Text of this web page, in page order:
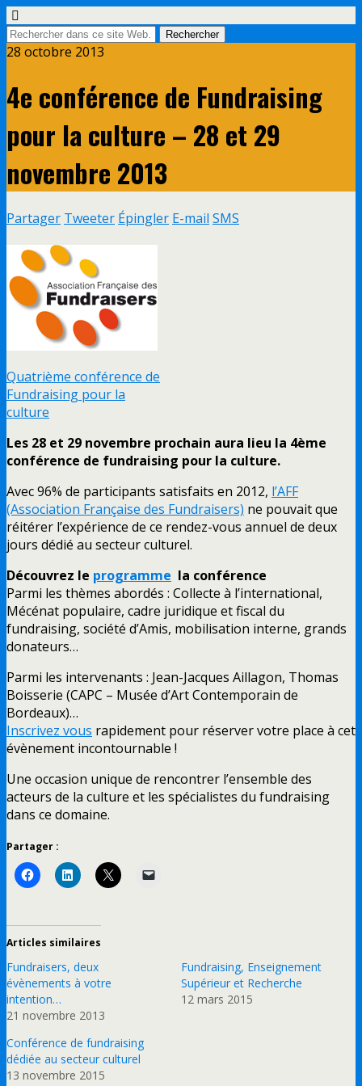
28 octobre 2013
4e conférence de Fundraising
pour la culture – 28 et 29
novembre 2013
Partager Tweeter Épingler E-mail SMS
Quatrième conférence de
Fundraising pour la
culture
Les 28 et 29 novembre prochain aura lieu la 4ème
conférence de fundraising pour la culture.
Avec 96% de participants satisfaits en 2012, l’AFF
(Association Française des Fundraisers) ne pouvait que
réitérer l’expérience de ce rendez-vous annuel de deux
jours dédié au secteur culturel.
Découvrez le programme la conférence
Parmi les thèmes abordés : Collecte à l’international,
Mécénat populaire, cadre juridique et fiscal du
fundraising, société d’Amis, mobilisation interne, grands
donateurs…
Parmi les intervenants : Jean-Jacques Aillagon, Thomas
Boisserie (CAPC – Musée d’Art Contemporain de
Bordeaux)…
Inscrivez vous rapidement pour réserver votre place à cet
évènement incontournable !
Une occasion unique de rencontrer l’ensemble des
acteurs de la culture et les spécialistes du fundraising
dans ce domaine.
Partager :
Articles similaires
Fundraisers, deux
évènements à votre
intention…
21 novembre 2013
Fundraising, Enseignement
Supérieur et Recherche
12 mars 2015
Conférence de fundraising
dédiée au secteur culturel
13 novembre 2015